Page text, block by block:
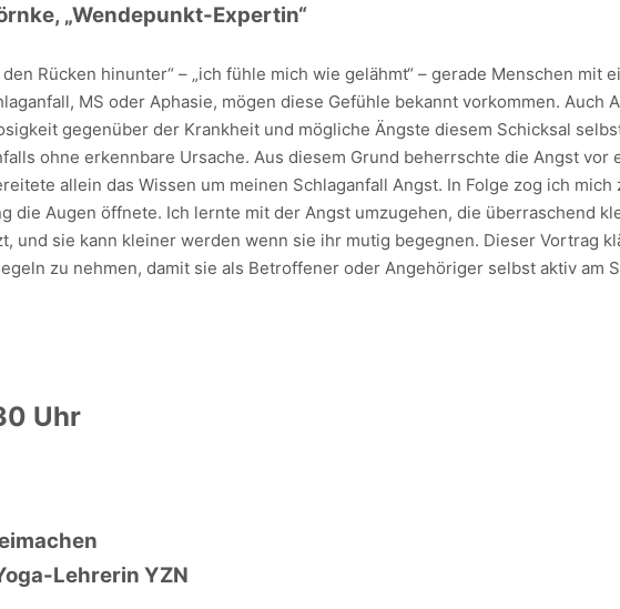
„Wendepunkt-Expertin“
Rücken hinunter“ – „ich fühle mich wie gelähmt“ – gerade Menschen mit
MS oder Aphasie, mögen diese Gefühle bekannt vorkommen. Auch
gegenüber der Krankheit und mögliche Ängste diesem Schicksal
ohne erkennbare Ursache. Aus diesem Grund beherrschte die Angst
allein das Wissen um meinen Schlaganfall Angst. In Folge zog ich
die Augen öffnete. Ich lernte mit der Angst umzugehen, die überraschend
und sie kann kleiner werden wenn sie ihr mutig begegnen. Dieser Vortrag
zu nehmen, damit sie als Betroffener oder Angehöriger selbst aktiv am
Uhr
Lehrerin YZN